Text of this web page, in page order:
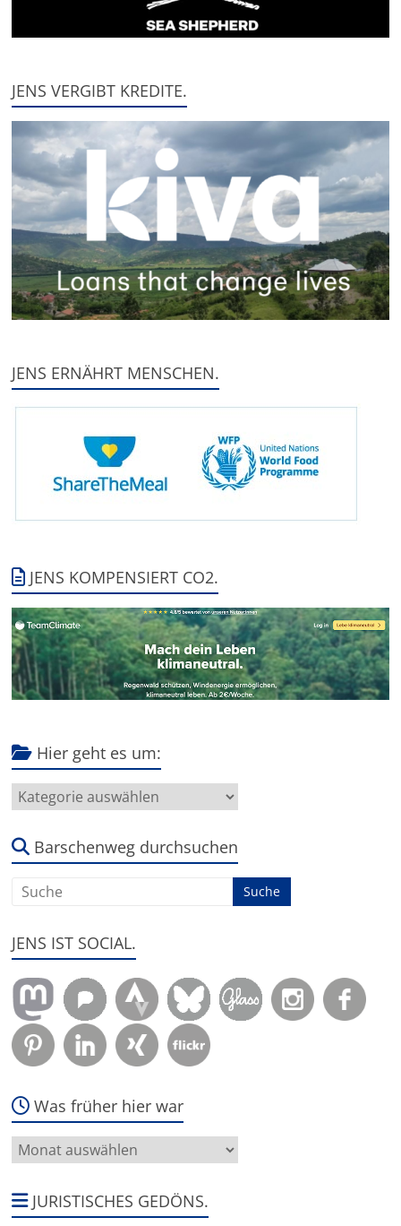
JENS VERGIBT KREDITE.
JENS ERNÄHRT MENSCHEN.
JENS KOMPENSIERT CO2.
Hier geht es um:
Hier
geht
um:Barschenweg durchsuchen
JENS IST SOCIAL.
Was früher hier war
Was
früher
warJURISTISCHES GEDÖNS.